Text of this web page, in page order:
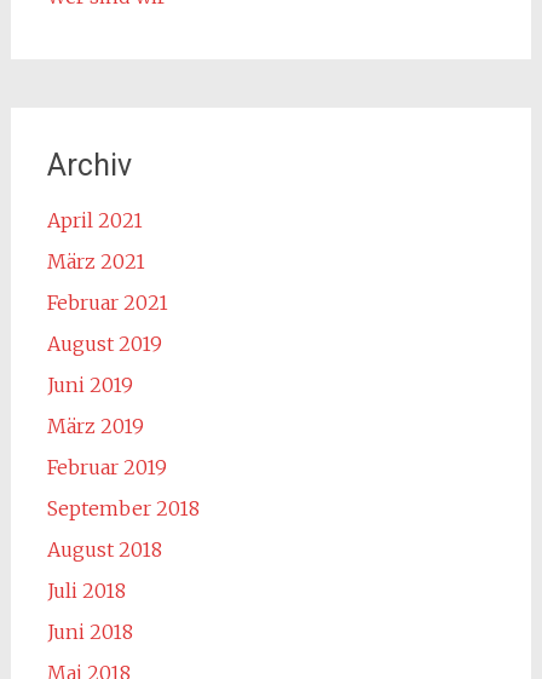
Archiv
April 2021
März 2021
Februar 2021
August 2019
Juni 2019
März 2019
Februar 2019
September 2018
August 2018
Juli 2018
Juni 2018
Mai 2018